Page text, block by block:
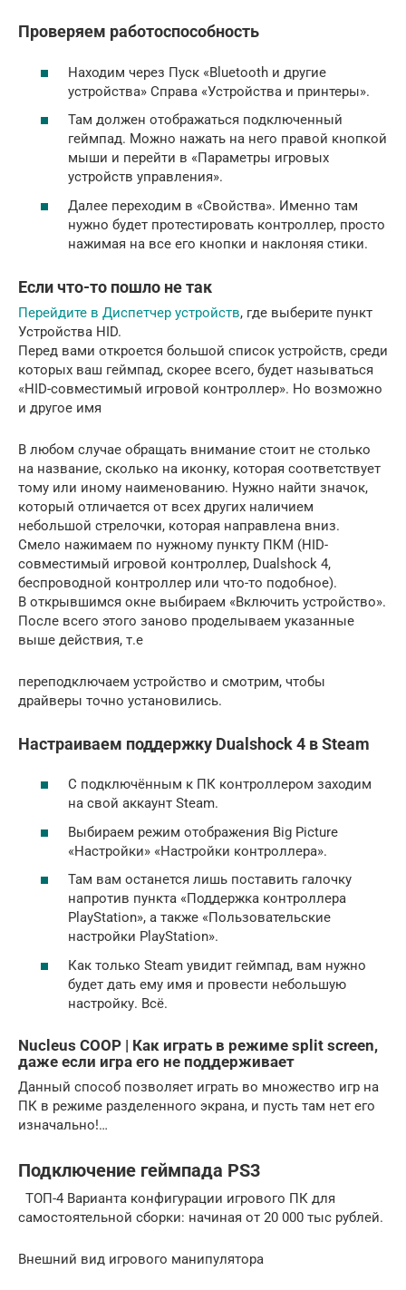
Проверяем работоспособность
Находим через Пуск «Bluetooth и другие
устройства» Справа «Устройства и принтеры».
Там должен отображаться подключенный
геймпад. Можно нажать на него правой кнопкой
мыши и перейти в «Параметры игровых
устройств управления».
Далее переходим в «Свойства». Именно там
нужно будет протестировать контроллер, просто
нажимая на все его кнопки и наклоняя стики.
Если что-то пошло не так
Перейдите в Диспетчер устройств, где выберите пункт
Устройства HID.
Перед вами откроется большой список устройств, среди
которых ваш геймпад, скорее всего, будет называться
«HID-совместимый игровой контроллер». Но возможно
и другое имя
В любом случае обращать внимание стоит не столько
на название, сколько на иконку, которая соответствует
тому или иному наименованию. Нужно найти значок,
который отличается от всех других наличием
небольшой стрелочки, которая направлена вниз.
Смело нажимаем по нужному пункту ПКМ (HID-
совместимый игровой контроллер, Dualshock 4,
беспроводной контроллер или что-то подобное).
В открывшимся окне выбираем «Включить устройство».
После всего этого заново проделываем указанные
выше действия, т.е
переподключаем устройство и смотрим, чтобы
драйверы точно установились.
Настраиваем поддержку Dualshock 4 в Steam
С подключённым к ПК контроллером заходим
на свой аккаунт Steam.
Выбираем режим отображения Big Picture
«Настройки» «Настройки контроллера».
Там вам останется лишь поставить галочку
напротив пункта «Поддержка контроллера
PlayStation», а также «Пользовательские
настройки PlayStation».
Как только Steam увидит геймпад, вам нужно
будет дать ему имя и провести небольшую
настройку. Всё.
Nucleus COOP | Как играть в режиме split screen,
даже если игра его не поддерживает
Данный способ позволяет играть во множество игр на
ПК в режиме разделенного экрана, и пусть там нет его
изначально!…
Подключение геймпада PS3
ТОП-4 Варианта конфигурации игрового ПК для
самостоятельной сборки: начиная от 20 000 тыс рублей.
Внешний вид игрового манипулятора